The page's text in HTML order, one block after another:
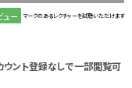
ュー マークのあるレクチャーを試聴いただけます
ント登録なしで一部閲覧可